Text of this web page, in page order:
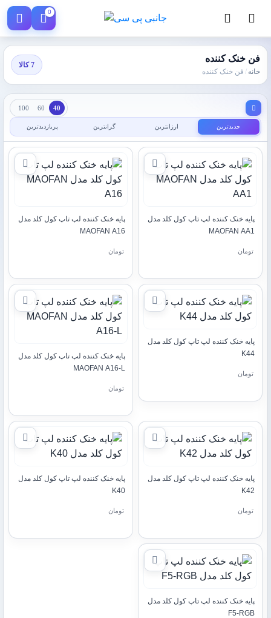
0
فن خنک کننده
خانه / فن خنک کننده
7 کالا
جدیدترین ارزانترین گرانترین پربازدیدترین
40
60
100
پایه خنک کننده لپ تاپ کول کلد مدل
MAOFAN AA1
تومان
پایه خنک کننده لپ تاپ کول کلد مدل
MAOFAN A16
تومان
پایه خنک کننده لپ تاپ کول کلد مدل
K44
تومان
پایه خنک کننده لپ تاپ کول کلد مدل
MAOFAN A16-L
تومان
پایه خنک کننده لپ تاپ کول کلد مدل
K42
تومان
پایه خنک کننده لپ تاپ کول کلد مدل
K40
تومان
پایه خنک کننده لپ تاپ کول کلد مدل
F5-RGB